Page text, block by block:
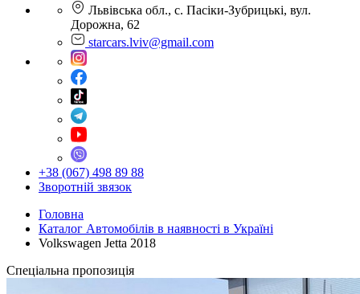
Львівська обл., с. Пасіки-Зубрицькі, вул.
Дорожна, 62
starcars.lviv@gmail.com
+38 (067) 498 89 88
Зворотній звязок
Головна
Каталог Автомобілів в наявності в Україні
Volkswagen Jetta 2018
Спеціальна пропозиція